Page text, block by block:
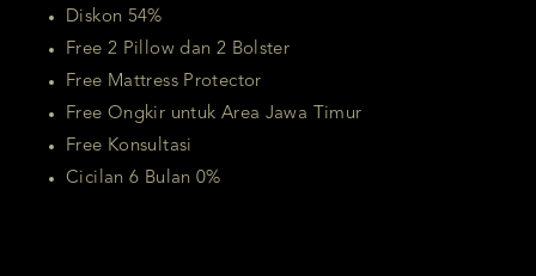
Diskon 54%
Free 2 Pillow dan 2 Bolster
Free Mattress Protector
Free Ongkir untuk Area Jawa Timur
Free Konsultasi
Cicilan 6 Bulan 0%